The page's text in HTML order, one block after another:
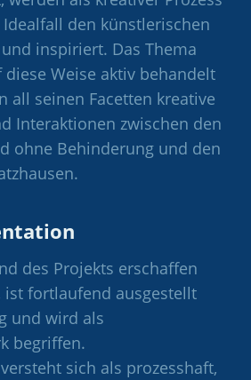
den künstlerischen
inspiriert. Das Thema
diese Weise aktiv behandelt
all seinen Facetten kreative
Interaktionen zwischen den
ohne Behinderung und den
des Projekts erschaffen
ist fortlaufend ausgestellt
und wird als
begriffen.
sich als prozesshaft,